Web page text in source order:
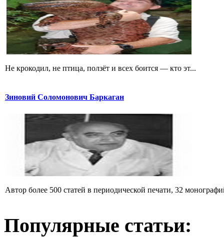
Не крокодил, не птица, ползёт и всех боится — кто эт...
Зиновий Соломонович Баркаган
Автор более 500 статей в периодической печати, 32
Популярные статьи: